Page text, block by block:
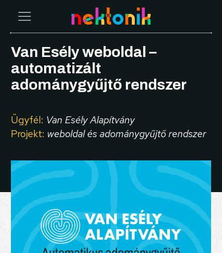
Van Esély weboldal –
automatizált
adománygyűjtő rendszer
Ügyfél: Van Esély Alapítvány
Projekt: weboldal és adománygyűjtő rendszer